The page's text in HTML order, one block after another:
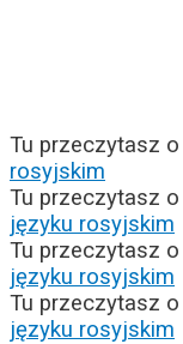
Tu przeczytasz o
rosyjskim
Tu przeczytasz o
języku rosyjskim
Tu przeczytasz o
języku rosyjskim
Tu przeczytasz o
języku rosyjskim